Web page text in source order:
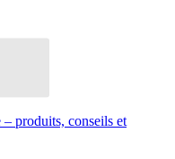
produits, conseils et